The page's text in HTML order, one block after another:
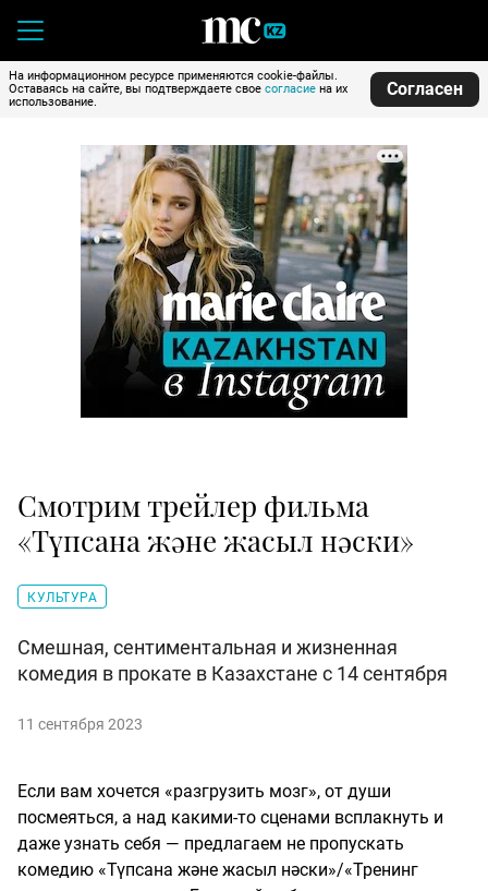
На информационном ресурсе применяются cookie-файлы.
Оставаясь на сайте, вы подтверждаете свое согласие на их
использование.
Согласен
Смотрим трейлер фильма
«Түпсана және жасыл нәски»
КУЛЬТУРА
Смешная, сентиментальная и жизненная
комедия в прокате в Казахстане с 14 сентября
11 сентября 2023
Если вам хочется «разгрузить мозг», от души
посмеяться, а над какими-то сценами всплакнуть и
даже узнать себя — предлагаем не пропускать
комедию «Түпсана және жасыл нәски»/«Тренинг